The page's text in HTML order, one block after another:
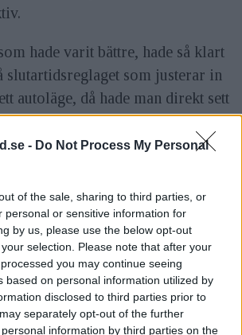
- Do Not Process My Personal
of the sale, sharing to third parties, or
personal or sensitive information for
by us, please use the below opt-out
selection. Please note that after your
you may continue seeing
based on personal information utilized by
disclosed to third parties prior to
separately opt-out of the further
information by third parties on the
hade varit bättre, hade så klart
slutartidsreglaget som justerar in
autoläge, då hade man direkt sett
satt ur spel. Nu blir det till att lära
hade jag velat sett på ISO-
auto-ISO-val, eftersom man nu
in i ISO-inställningen för att se om
det som faktiskt står på reglaget.
aldrig ha auto-ISO – precis som